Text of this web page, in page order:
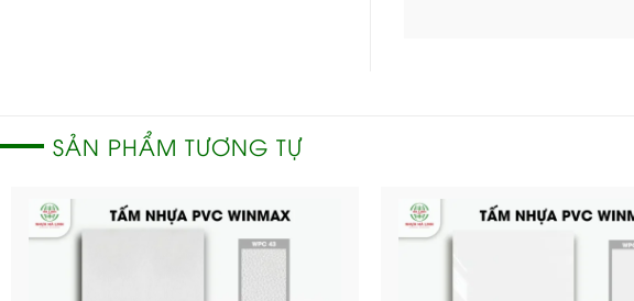
Tấm nhựa PVC phủ
chân thực các đường
SẢN PHẨM TƯƠNG TỰ